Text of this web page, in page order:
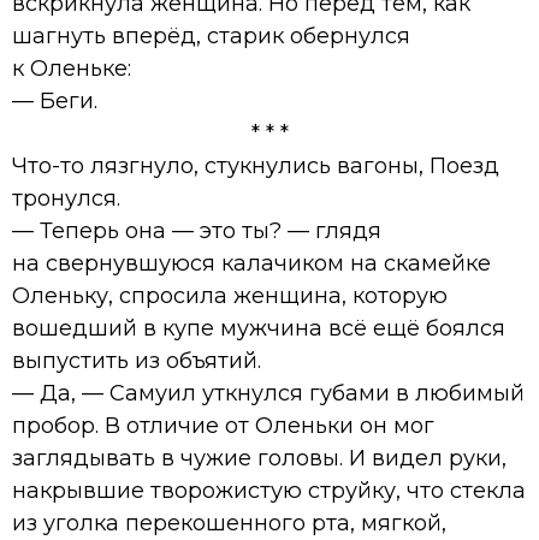
шагнуть вперёд, старик обернулся
к Оленьке:
— Беги.
* * *
Что-то лязгнуло, стукнулись вагоны, Поезд
тронулся.
— Теперь она — это ты? — глядя
на свернувшуюся калачиком на скамейке
Оленьку, спросила женщина, которую
вошедший в купе мужчина всё ещё боялся
выпустить из объятий.
— Да, — Самуил уткнулся губами в любимый
пробор. В отличие от Оленьки он мог
заглядывать в чужие головы. И видел руки,
накрывшие творожистую струйку, что стекла
из уголка перекошенного рта, мягкой,